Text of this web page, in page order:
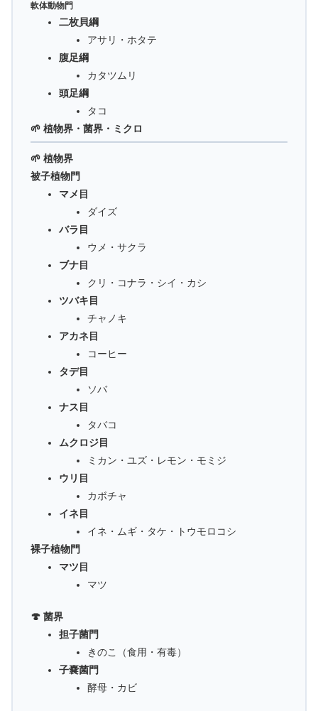
軟体動物門
二枚貝綱
アサリ・ホタテ
腹足綱
カタツムリ
頭足綱
タコ
🌱 植物界・菌界・ミクロ
🌱 植物界
被子植物門
マメ目
ダイズ
バラ目
ウメ・サクラ
ブナ目
クリ・コナラ・シイ・カシ
ツバキ目
チャノキ
アカネ目
コーヒー
タデ目
ソバ
ナス目
タバコ
ムクロジ目
ミカン・ユズ・レモン・モミジ
ウリ目
カボチャ
イネ目
イネ・ムギ・タケ・トウモロコシ
裸子植物門
マツ目
マツ
🍄 菌界
担子菌門
きのこ（食用・有毒）
子嚢菌門
酵母・カビ